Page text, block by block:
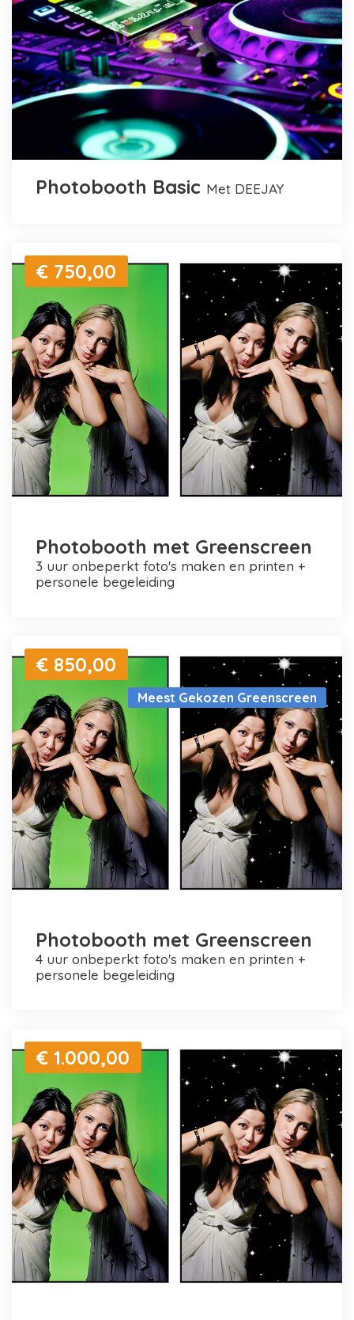
Photobooth Basic met DEEJAY
€ 750,00
Photobooth met Greenscreen
3 uur onbeperkt foto's maken en printen +
personele begeleiding
Meest Gekozen Greenscreen
€ 850,00
Photobooth met Greenscreen
4 uur onbeperkt foto's maken en printen +
personele begeleiding
€ 1.000,00